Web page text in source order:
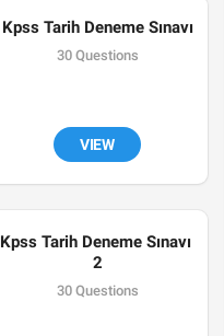
Kpss Tarih Deneme Sınavı
30 Questions
VIEW
Kpss Tarih Deneme Sınavı
2
30 Questions